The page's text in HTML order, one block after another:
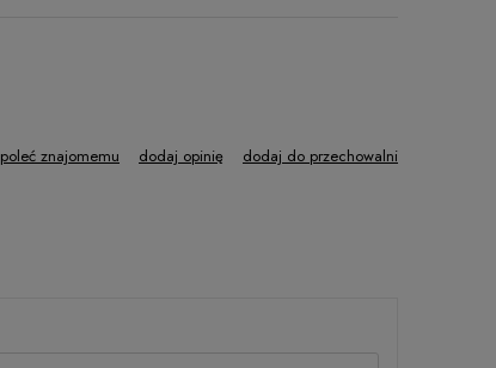
poleć znajomemu dodaj opinię dodaj do przechowalni